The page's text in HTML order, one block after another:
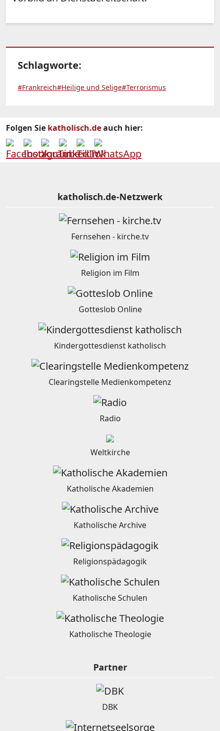
Schlagworte:
#Frankreich#Heilige und Selige#Terrorismus
Folgen Sie katholisch.deauch hier:
katholisch.de-Netzwerk
Fernsehen - kirche.tv
Religion im Film
Gotteslob Online
Kindergottesdienst katholisch
Clearingstelle Medienkompetenz
Radio
Weltkirche
Katholische Akademien
Katholische Archive
Religionspädagogik
Katholische Schulen
Katholische Theologie
Partner
DBK